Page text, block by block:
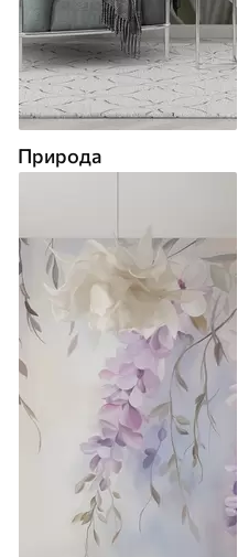
Природа